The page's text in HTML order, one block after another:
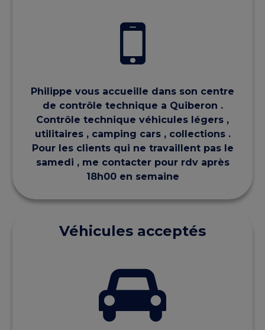
Philippe vous accueille dans son centre
de contrôle technique a Quiberon .
Contrôle technique véhicules légers ,
utilitaires , camping cars , collections .
Pour les clients qui ne travaillent pas le
samedi , me contacter pour rdv après
18h00 en semaine
Véhicules acceptés